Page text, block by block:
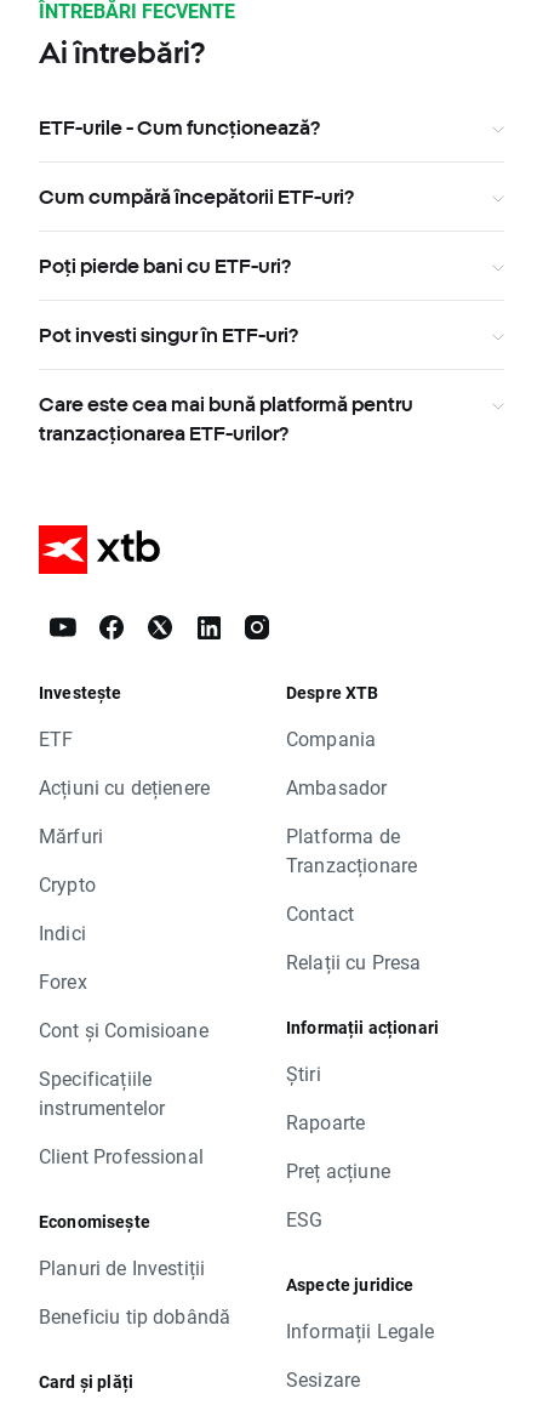
ÎNTREBĂRI FECVENTE
Ai întrebări?
ETF-urile - Cum funcționează?
Cum cumpără începătorii ETF-uri?
Poți pierde bani cu ETF-uri?
Pot investi singur în ETF-uri?
Care este cea mai bună platformă pentru
tranzacționarea ETF-urilor?
Investește
ETF
Acțiuni cu dețienere
Mărfuri
Crypto
Indici
Forex
Cont și Comisioane
Specificațiile
instrumentelor
Client Professional
Economisește
Planuri de Investiții
Beneficiu tip dobândă
Card și plăți
Despre XTB
Compania
Ambasador
Platforma de
Tranzacționare
Contact
Relații cu Presa
Informații acționari
Știri
Rapoarte
Preț acțiune
ESG
Aspecte juridice
Informații Legale
Sesizare